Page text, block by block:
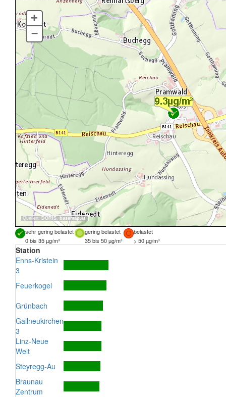
Quellen: DORIS, basemap.at
+
–
sehr gering belastet gering belastet
belastet
0 bis 35 µg/m³
35 bis 50 µg/m³ > 50 µg/m³
Station
Enns-Kristein
3
Feuerkogel
Grünbach
Gallneukirchen
3
Linz-Neue
Welt
Steyregg-Au
Braunau
Zentrum